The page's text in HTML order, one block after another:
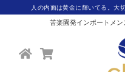
人の内面は黄金に輝いてる。大
苦楽園発インポートメ